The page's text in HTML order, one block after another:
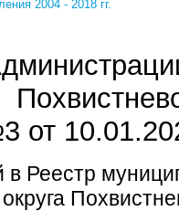
2004 - 2018 гг.
от
Реестр
округа